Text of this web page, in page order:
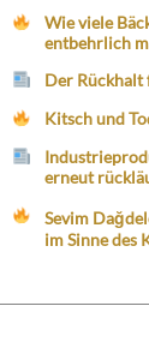
Wie viele
entbehrlich
Der
Kitsch und
erneut
Sevim
im Sinne des